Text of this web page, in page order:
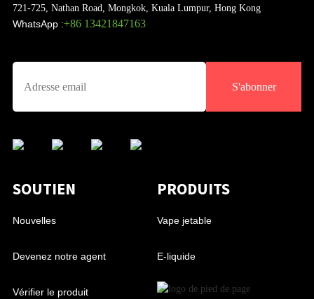
721-725, Nathan Road, Mongkok, Kuala Lumpur, Hong Kong
WhatsApp :+86 13421847163
S'abonner
SOUTIEN
Nouvelles
Devenez notre agent
Vérifier le produit
PRODUITS
Vape jetable
E-liquide